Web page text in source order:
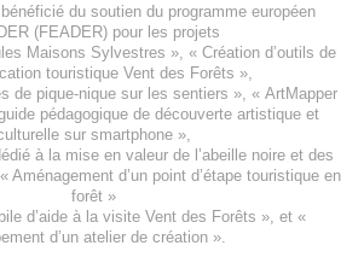
du soutien du programme européen
(FEADER) pour les projets
Maisons Sylvestres », « Création d’outils de
touristique Vent des Forêts »,
de pique-nique sur les sentiers », « ArtMapper
pédagogique de découverte artistique et
sur smartphone »,
à la mise en valeur de l’abeille noire et des
Aménagement d’un point d’étape touristique en
forêt»
d’aide à la visite Vent des Forêts », et «
d’un atelier de création».